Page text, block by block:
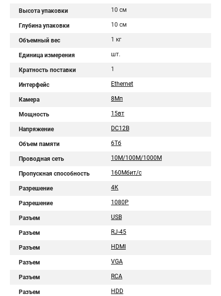
Высота упаковки 10 см
Глубина упаковки 10 см
Объемный вес 1 кг
Единица измерения шт.
Кратность поставки 1
Интерфейс Ethernet
Камера 8Мп
Мощность 15вт
Напряжение DC12В
Объем памяти 6Тб
Проводная сеть 10M/100M/1000М
Пропускная способность 160Мбит/с
Разрешение 4К
Разрешение 1080Р
Разъем USB
Разъем RJ-45
Разъем HDMI
Разъем VGA
Разъем RCA
Разъем HDD